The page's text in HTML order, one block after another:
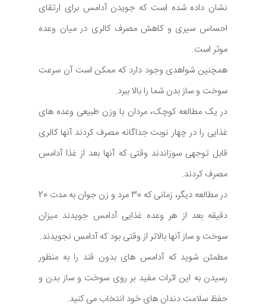
نشان داده شده است که جویدن آدامس برای ارتقای
احساس سیری و کاهش مصرف کالری در میان وعده
موثر است.
همچنین شواهدی وجود دارد که ممکن است آن سرعت
سوخت و ساز بدن شما را بالا ببرد.
در یک مطالعه کوچک، مردان با وزن طبیعی وعده های
غذایی را در چهار نوبت جداگانه مصرف کردند آنها کالری
قابل توجهی سوزاندند وقتی که آنها بعد از غذا آدامس
مصرف کردند.
در مطالعه دیگر، زمانی که 30 مرد و زن جوان به مدت 20
دقیقه بعد از هر وعده غذایی آدامس جویدند میزان
سوخت و ساز آنها بالاتر از وقتی بود که آدامس نجویدند.
مطمئن شوید که آدامس های بدون قند را به منظور
رسیدن به این اثرات مفید بر روی سوخت و ساز بدن و
حفظ سلامت دندان های خود انتخاب می کنید.